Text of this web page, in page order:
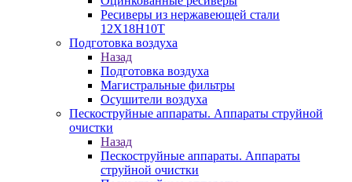
Ресиверы из нержавеющей стали
12Х18Н10Т
Подготовка воздуха
Назад
Подготовка воздуха
Магистральные фильтры
Осушители воздуха
Пескоструйные аппараты. Аппараты струйной
очистки
Назад
Пескоструйные аппараты. Аппараты
струйной очистки